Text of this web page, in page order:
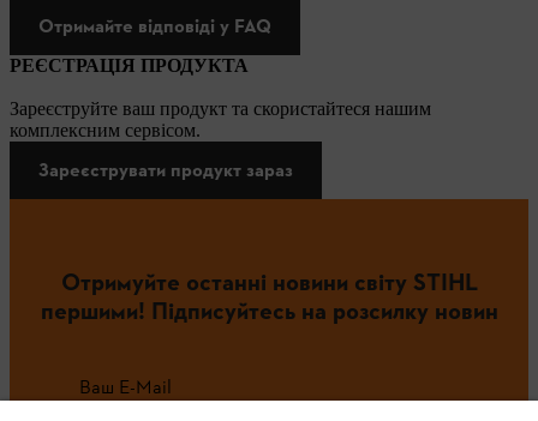
Отримайте відповіді у FAQ
РЕЄСТРАЦІЯ ПРОДУКТА
Зареєструйте ваш продукт та скористайтеся нашим
комплексним сервісом.
Зареєструвати продукт зараз
Отримуйте останні новини світу STIHL
першими! Підписуйтесь на розсилку новин
Ваш E-Mail